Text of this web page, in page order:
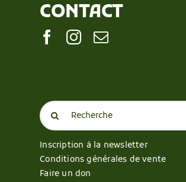
CONTACT
Search
for:
Inscription à la newsletter
Conditions générales de vente
Faire un don